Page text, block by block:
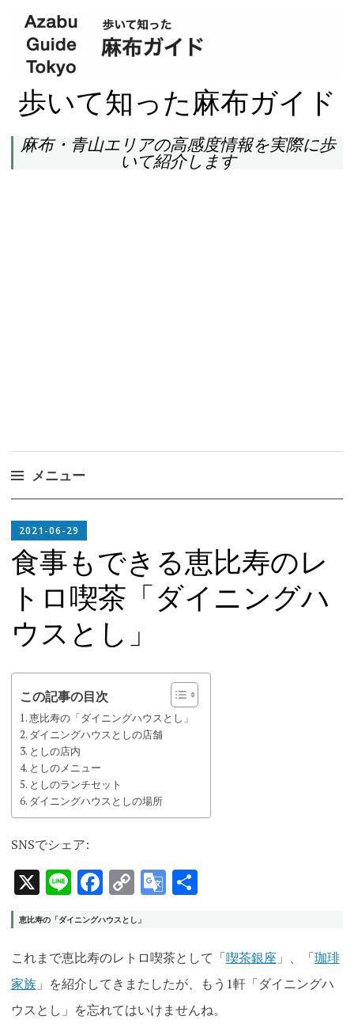
歩いて知った麻布ガイド
麻布・青山エリアの高感度情報を実際に歩
いて紹介します
メニュー
ン
テ
ン
ツ
へ
ス
キ
ッ
プ
2021-06-29
食事もできる恵比寿のレ
トロ喫茶「ダイニングハ
ウスとし」
この記事の目次
恵比寿の「ダイニングハウスとし」
ダイニングハウスとしの店舗
としの店内
としのメニュー
としのランチセット
ダイニングハウスとしの場所
SNSでシェア:
X LineFacebook
CopyGoogle
共
恵比寿の「ダイニングハウスとし」
これまで恵比寿のレトロ喫茶として「喫茶銀座 」、「珈琲
家族」を紹介してきまたしたが、もう1軒「ダイニングハ
ウスとし」を忘れてはいけませんね。